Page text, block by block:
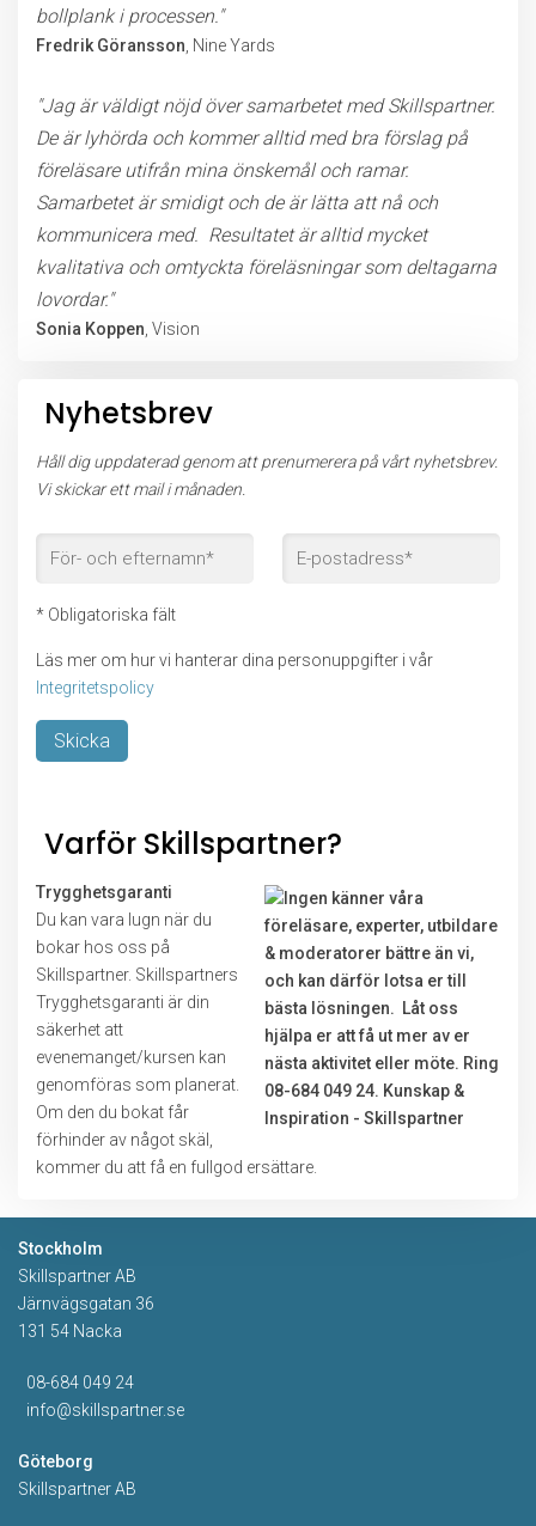
bollplank i processen."
Fredrik Göransson , Nine Yards
"Jag är väldigt nöjd över samarbetet med Skillspartner.
De är lyhörda och kommer alltid med bra förslag på
föreläsare utifrån mina önskemål och ramar.
Samarbetet är smidigt och de är lätta att nå och
kommunicera med. Resultatet är alltid mycket
kvalitativa och omtyckta föreläsningar som deltagarna
lovordar."
Sonia Koppen , Vision
Nyhetsbrev
Håll dig uppdaterad genom att prenumerera på vårt nyhetsbrev.
Vi skickar ett mail i månaden.
* Obligatoriska fält
Läs mer om hur vi hanterar dina personuppgifter i vår
Integritetspolicy
Varför Skillspartner?
Trygghetsgaranti
Du kan vara lugn när du
bokar hos oss på
Skillspartner. Skillspartners
Trygghetsgaranti är din
säkerhet att
evenemanget/kursen kan
genomföras som planerat.
Om den du bokat får
förhinder av något skäl,
kommer du att få en fullgod ersättare.
Stockholm
Skillspartner AB
Järnvägsgatan 36
131 54 Nacka
08-684 049 24
info@skillspartner.se
Göteborg
Skillspartner AB